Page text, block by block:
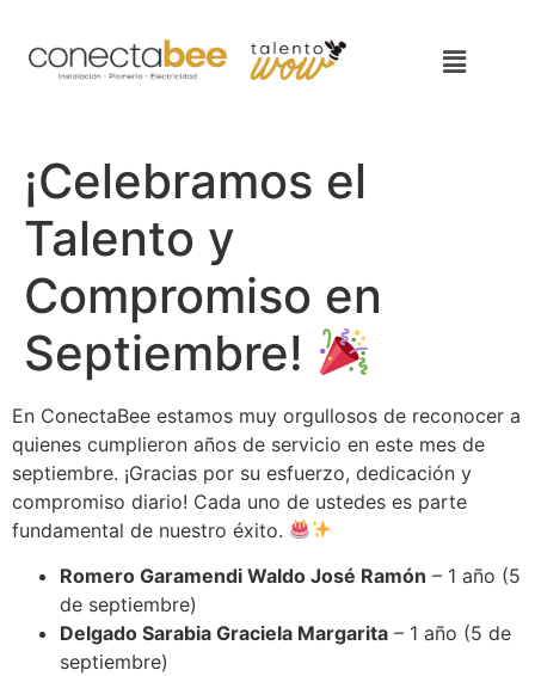
¡Celebramos el
Talento y
Compromiso en
Septiembre!
En ConectaBee estamos muy orgullosos de reconocer a
quienes cumplieron años de servicio en este mes de
septiembre. ¡Gracias por su esfuerzo, dedicación y
compromiso diario! Cada uno de ustedes es parte
fundamental de nuestro éxito.
Romero Garamendi Waldo José Ramón – 1 año (5
de septiembre)
Delgado Sarabia Graciela Margarita – 1 año (5 de
septiembre)